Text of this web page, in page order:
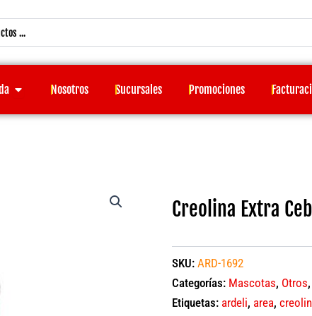
Open TiendaNosotros Sucursales Promociones
Creolina Extra
SKU: ARD-1692
Categorías: Mascotas, Otros,
Etiquetas: ardeli, area,